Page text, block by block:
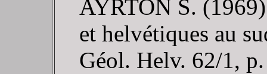
AYRTON S.
et helvétiques au
Géol. Helv. 62/1,